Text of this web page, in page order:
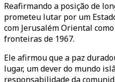
Reafirmando a posição de
prometeu lutar por um
com Jerusalém Oriental
fronteiras de 1967.
Ele afirmou que a paz
lugar, um dever do mundo
responsabilidade da